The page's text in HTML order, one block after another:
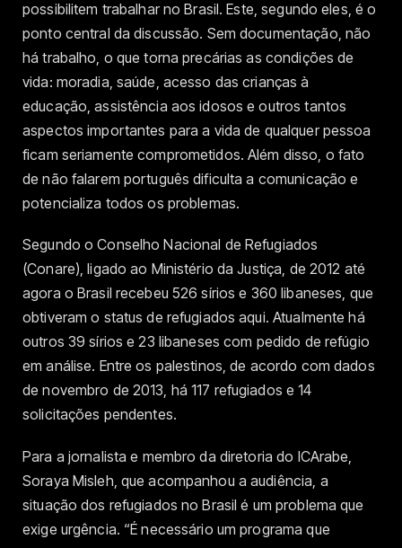
possibilitem trabalhar no Brasil. Este, segundo eles, é o
ponto central da discussão. Sem documentação, não
há trabalho, o que torna precárias as condições de
vida: moradia, saúde, acesso das crianças à
educação, assistência aos idosos e outros tantos
aspectos importantes para a vida de qualquer pessoa
ficam seriamente comprometidos. Além disso, o fato
de não falarem português dificulta a comunicação e
potencializa todos os problemas.
Segundo o Conselho Nacional de Refugiados
(Conare), ligado ao Ministério da Justiça, de 2012 até
agora o Brasil recebeu 526 sírios e 360 libaneses, que
obtiveram o status de refugiados aqui. Atualmente há
outros 39 sírios e 23 libaneses com pedido de refúgio
em análise. Entre os palestinos, de acordo com dados
de novembro de 2013, há 117 refugiados e 14
solicitações pendentes.
Para a jornalista e membro da diretoria do ICArabe,
Soraya Misleh, que acompanhou a audiência, a
situação dos refugiados no Brasil é um problema que
exige urgência. “É necessário um programa que